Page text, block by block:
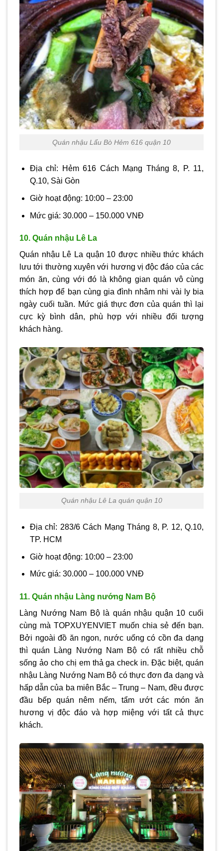
Quán nhậu Lẩu Bò Hẻm 616 quận 10
Địa chỉ: Hẻm 616 Cách Mạng Tháng 8, P. 11,
Q.10, Sài Gòn
Giờ hoạt động: 10:00 – 23:00
Mức giá: 30.000 – 150.000 VNĐ
10. Quán nhậu Lê La
Quán nhậu Lê La quận 10 được nhiều thức khách
lưu tới thường xuyên với hương vị độc đáo của các
món ăn, cùng với đó là không gian quán vô cùng
thích hợp để bạn cùng gia đình nhâm nhi vài ly bia
ngày cuối tuần. Mức giá thực đơn của quán thì lại
cực kỳ bình dân, phù hợp với nhiều đối tượng
khách hàng.
Quán nhậu Lê La quán quận 10
Địa chỉ: 283/6 Cách Mạng Tháng 8, P. 12, Q.10,
TP. HCM
Giờ hoạt động: 10:00 – 23:00
Mức giá: 30.000 – 100.000 VNĐ
11. Quán nhậu Làng nướng Nam Bộ
Làng Nướng Nam Bộ là quán nhậu quận 10 cuối
cùng mà TOPXUYENVIET muốn chia sẻ đến bạn.
Bởi ngoài đồ ăn ngon, nước uống có cồn đa dạng
thì quán Làng Nướng Nam Bộ có rất nhiều chỗ
sống ảo cho chị em thả ga check in. Đặc biệt, quán
nhậu Làng Nướng Nam Bộ có thực đơn đa dạng và
hấp dẫn của ba miên Bắc – Trung – Nam, đều được
đầu bếp quán nêm nếm, tẩm ướt các món ăn
hương vị độc đáo và hợp miệng với tất cả thực
khách.